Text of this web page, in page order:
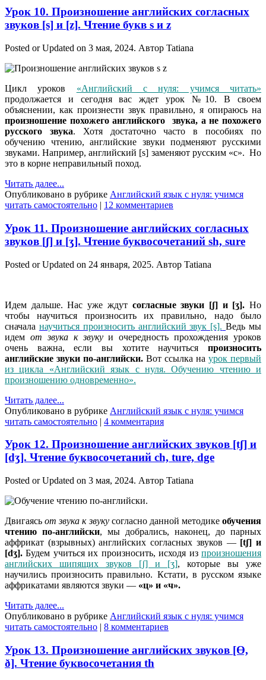
Урок 10. Произношение английских согласных
звуков [s] и [z]. Чтение букв s и z
Posted or Updated on 3 мая, 2024. Автор Tatiana
Цикл уроков «Английский с нуля: учимся читать»
продолжается и сегодня вас ждет урок №10. В своем
объяснении, как произнести звук правильно, я опираюсь на
произношение похожего английского звука, а не похожего
русского звука. Хотя достаточно часто в пособиях по
обучению чтению, английские звуки подменяют русскими
звуками. Например, английский [s] заменяют русским «c». Но
это в корне неправильный поход.
Читать далее...
Опубликовано в рубрике Английский язык с нуля: учимся
читать самостоятельно | 12 комментариев
Урок 11. Произношение английских согласных
звуков [ʃ] и [ӡ]. Чтение буквосочетаний sh, sure
Posted or Updated on 24 января, 2025. Автор Tatiana
Идем дальше. Нас уже ждут согласные звуки [ʃ] и [ӡ]. Но
чтобы научиться произносить их правильно, надо было
сначала научиться произносить английский звук [s]. Ведь мы
идем от звука к звукуи очередность прохождения уроков
очень важна, если вы хотите научиться произносить
английские звуки по-английски. Вот ссылка на урок первый
из цикла «Английский язык с нуля. Обучению чтению и
произношению одновременно».
Читать далее...
Опубликовано в рубрике Английский язык с нуля: учимся
читать самостоятельно | 4 комментария
Урок 12. Произношение английских звуков [tʃ] и
[dӡ]. Чтение буквосочетаний ch, ture, dge
Posted or Updated on 3 мая, 2024. Автор Tatiana
Двигаясьот звука к звукусогласно данной методике обучения
чтению по-английски, мы добрались, наконец, до парных
аффрикат (взрывных) английских согласных звуков — [tʃ] и
[dӡ]. Будем учиться их произносить, исходя из произношения
английских шипящих звуков [ʃ] и [ӡ], которые вы уже
научились произносить правильно. Кстати, в русском языке
аффрикатами являются звуки — «ц» и «ч».
Читать далее...
Опубликовано в рубрике Английский язык с нуля: учимся
читать самостоятельно | 8 комментариев
Урок 13. Произношение английских звуков [Ө,
ð]. Чтение буквосочетания th